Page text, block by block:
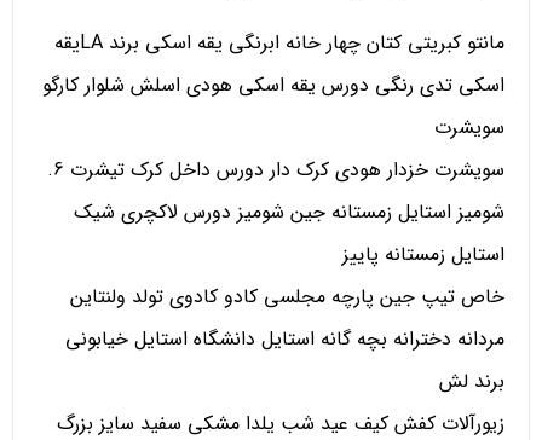
مانتو کبریتی کتان چهار خانه ابرنگی یقه اسکی برند LAیقه
اسکی تدی رنگی دورس یقه اسکی هودی اسلش شلوار کارگو
سویشرت
سویشرت خزدار هودی کرک دار دورس داخل کرک تیشرت 6.
شومیز استایل زمستانه جین شومیز دورس لاکچری شیک
استایل زمستانه پاییز
خاص تیپ جین پارچه مجلسی کادو کادوی تولد ولنتاین
مردانه دخترانه بچه گانه استایل دانشگاه استایل خیابونی
برند لش
زیورآلات کفش کیف عید شب یلدا مشکی سفید سایز بزرگ